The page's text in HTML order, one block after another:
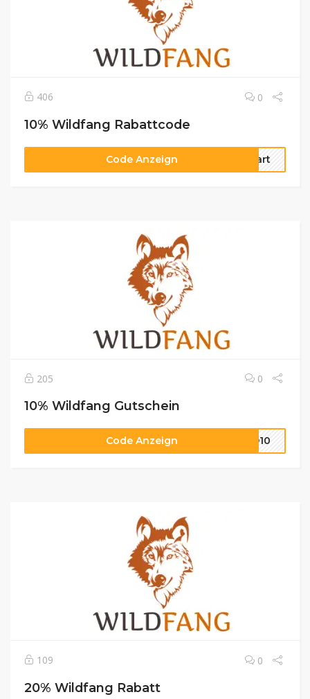
406 0
10% Wildfang Rabattcode
Code Anzeign tart
205 0
10% Wildfang Gutschein
Code Anzeign LD10
109 0
20% Wildfang Rabatt